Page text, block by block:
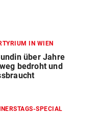
IN WIEN
über Jahre
bedroht und
SPECIAL